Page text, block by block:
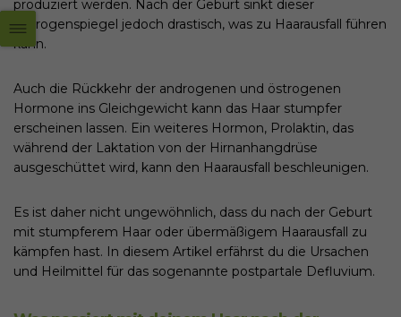
produziert werden. Nach der Geburt sinkt dieser
Östrogenspiegel jedoch drastisch, was zu Haarausfall führen
kann.
Auch die Rückkehr der androgenen und östrogenen
Hormone ins Gleichgewicht kann das Haar stumpfer
erscheinen lassen. Ein weiteres Hormon, Prolaktin, das
während der Laktation von der Hirnanhangdrüse
ausgeschüttet wird, kann den Haarausfall beschleunigen.
Es ist daher nicht ungewöhnlich, dass du nach der Geburt
mit stumpferem Haar oder übermäßigem Haarausfall zu
kämpfen hast. In diesem Artikel erfährst du die Ursachen
und Heilmittel für das sogenannte postpartale Defluvium.